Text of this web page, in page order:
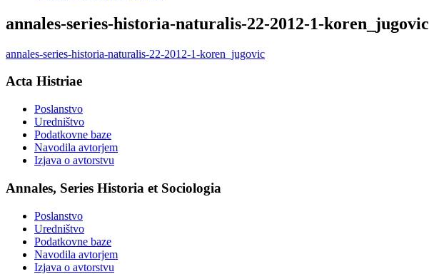
annales-series-historia-naturalis-22-2012-1-koren_jugovic
annales-series-historia-naturalis-22-2012-1-koren_jugovic
Acta Histriae
Poslanstvo
Uredništvo
Podatkovne baze
Navodila avtorjem
Izjava o avtorstvu
Annales, Series Historia et Sociologia
Poslanstvo
Uredništvo
Podatkovne baze
Navodila avtorjem
Izjava o avtorstvu